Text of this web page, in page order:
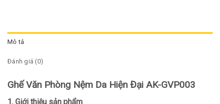
Mô tả
Đánh giá (0)
Ghế Văn Phòng Nệm Da Hiện Đại AK-GVP003
1. Giới thiệu sản phẩm